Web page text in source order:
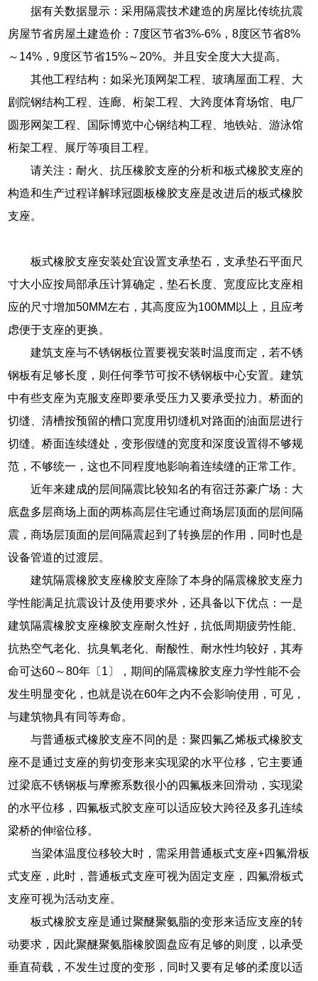
据有关数据显示：采用隔震技术建造的房屋比传统抗震
房屋节省房屋土建造价：7度区节省3%-6%，8度区节省8%
～14%，9度区节省15%～20%。并且安全度大大提高。
其他工程结构：如采光顶网架工程、玻璃屋面工程、大
剧院钢结构工程、连廊、桁架工程、大跨度体育场馆、电厂
圆形网架工程、国际博览中心钢结构工程、地铁站、游泳馆
桁架工程、展厅等项目工程。
请关注：耐火、抗压橡胶支座的分析和板式橡胶支座的
构造和生产过程详解球冠圆板橡胶支座是改进后的板式橡胶
支座。
板式橡胶支座安装处宜设置支承垫石，支承垫石平面尺
寸大小应按局部承压计算确定，垫石长度、宽度应比支座相
应的尺寸增加50MM左右，其高度应为100MM以上，且应考
虑便于支座的更换。
建筑支座与不锈钢板位置要视安装时温度而定，若不锈
钢板有足够长度，则任何季节可按不锈钢板中心安置。建筑
中有些支座为克服支座即要承受压力又要承受拉力。桥面的
切缝、清槽按预留的槽口宽度用切缝机对路面的油面层进行
切缝。桥面连续缝处，变形假缝的宽度和深度设置得不够规
范，不够统一，这也不同程度地影响着连续缝的正常工作。
近年来建成的层间隔震比较知名的有宿迁苏豪广场：大
底盘多层商场上面的两栋高层住宅通过商场层顶面的层间隔
震，商场层顶面的层间隔震起到了转换层的作用，同时也是
设备管道的过渡层。
建筑隔震橡胶支座橡胶支座除了本身的隔震橡胶支座力
学性能满足抗震设计及使用要求外，还具备以下优点：一是
建筑隔震橡胶支座橡胶支座耐久性好，抗低周期疲劳性能、
抗热空气老化、抗臭氧老化、耐酸性、耐水性均较好，其寿
命可达60～80年〔1〕，期间的隔震橡胶支座力学性能不会
发生明显变化，也就是说在60年之内不会影响使用，可见，
与建筑物具有同等寿命。
与普通板式橡胶支座不同的是：聚四氟乙烯板式橡胶支
座不是通过支座的剪切变形来实现梁的水平位移，它主要通
过梁底不锈钢板与摩擦系数很小的四氟板来回滑动，实现梁
的水平位移，四氟板式胶支座可以适应较大跨径及多孔连续
梁桥的伸缩位移。
当梁体温度位移较大时，需采用普通板式支座+四氟滑板
式支座，此时，普通板式支座可视为固定支座，四氟滑板式
支座可视为活动支座。
板式橡胶支座是通过聚醚聚氨脂的变形来适应支座的转
动要求，因此聚醚聚氨脂橡胶圆盘应有足够的则度，以承受
垂直荷载，不发生过度的变形，同时又要有足够的柔度以适